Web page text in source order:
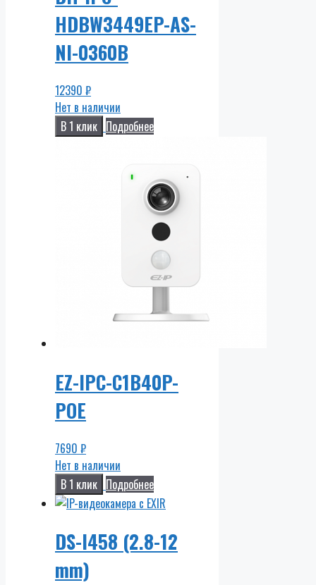
HDBW3449EP-AS-
NI-0360B
12390 ₽
Нет в наличии
В 1 клик Подробнее
EZ-IPC-C1B40P-
POE
7690 ₽
Нет в наличии
В 1 клик Подробнее
DS-I458 (2.8-12
mm)